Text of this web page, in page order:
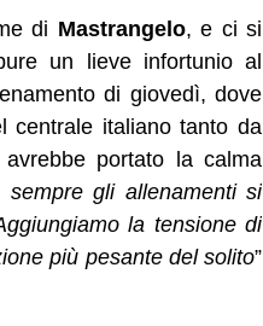
di Mastrangelo, e ci si
un lieve infortunio al
di giovedì, dove
centrale italiano tanto da
portato la calma
sempre gli allenamenti si
la tensione di
più pesante del solito”